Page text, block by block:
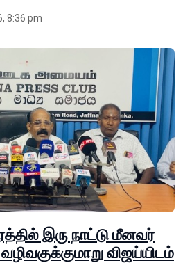
8:36 pm
இரு நாட்டு மீனவர்
விஜய்யிடம்